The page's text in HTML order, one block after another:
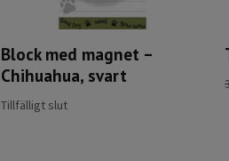
Block med magnet –
Chihuahua, svart
Tillfälligt slut